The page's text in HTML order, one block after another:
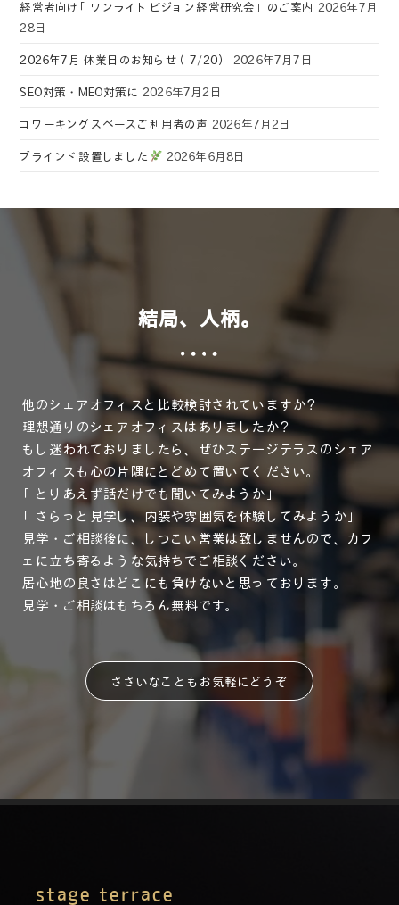
経営者向け「ワンライトビジョン経営研究会」のご案内
2026年7月
28日
2026年7月 休業日のお知らせ（7/20） 2026年7月7日
SEO対策・MEO対策に 2026年7月2日
コワーキングスペースご利用者の声 2026年7月2日
ブラインド設置しました 2026年6月8日
結局、人柄。
他のシェアオフィスと比較検討されていますか？
理想通りのシェアオフィスはありましたか？
もし迷われておりましたら、ぜひステージテラスのシェア
オフィスも心の片隅にとどめて置いてください。
「とりあえず話だけでも聞いてみようか」
「さらっと見学し、内装や雰囲気を体験してみようか」
見学・ご相談後に、しつこい営業は致しませんので、カフ
ェに立ち寄るような気持ちでご相談ください。
居心地の良さはどこにも負けないと思っております。
見学・ご相談はもちろん無料です。
ささいなこともお気軽にどうぞ
stage terrace